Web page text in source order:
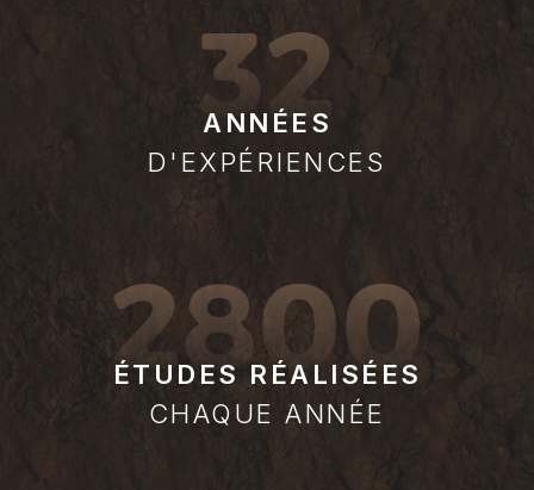
32
ANNÉES
D'EXPÉRIENCES
2800
ÉTUDES RÉALISÉES
CHAQUE ANNÉE